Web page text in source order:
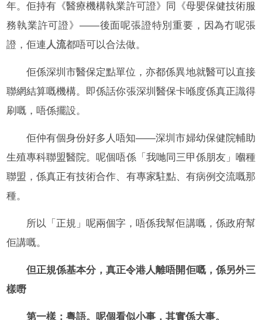
年。佢持有《醫療機構執業許可證》同《母嬰保健技術服
務執業許可證》——後面呢張證特別重要，因為冇呢張
證，佢連人流都唔可以合法做。
佢係深圳市醫保定點單位，亦都係異地就醫可以直接
聯網結算嘅機構。即係話你張深圳醫保卡喺度係真正識得
刷嘅，唔係擺設。
佢仲有個身份好多人唔知——深圳市婦幼保健院輔助
生殖專科聯盟醫院。呢個唔係「我哋同三甲係朋友」嗰種
聯盟，係真正有技術合作、有專家駐點、有病例交流嘅那
種。
所以「正規」呢兩個字，唔係我幫佢講嘅，係政府幫
佢講嘅。
但正規係基本分，真正令港人離唔開佢嘅，係另外三
樣嘢
第一樣：粵語。呢個看似小事，其實係大事。